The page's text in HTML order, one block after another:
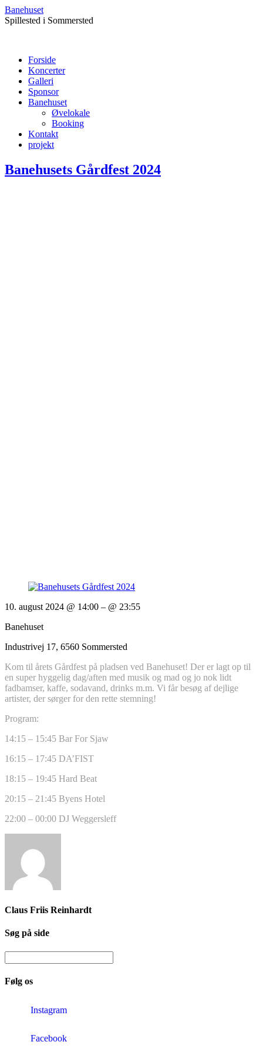
Banehuset
Spillested i Sommersted
Forside
Koncerter
Galleri
Sponsor
Banehuset
Øvelokale
Booking
Kontakt
projekt
Banehusets Gårdfest 2024
10. august 2024 @ 14:00 – @ 23:55
Banehuset
Industrivej 17, 6560 Sommersted
Kom til årets Gårdfest på pladsen ved Banehuset! Der er lagt op til
en super hyggelig dag/aften med musik og mad og jo nok lidt
fadbamser, kaffe, sodavand, drinks m.m. Vi får besøg af dejlige
artister, der sørger for den rette stemning!
Program:
14:15 – 15:45 Bar For Sjaw
16:15 – 17:45 DA’FIST
18:15 – 19:45 Hard Beat
20:15 – 21:45 Byens Hotel
22:00 – 00:00 DJ Weggersleff
Claus Friis Reinhardt
Søg på side
Følg os
Instagram
Facebook